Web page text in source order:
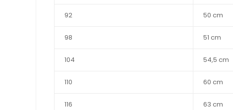
92 50 cm
98 51 cm
104 54,5 cm
110 60 cm
116 63 cm